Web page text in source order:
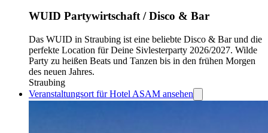
WUID Partywirtschaft / Disco & Bar
Das WUID in Straubing ist eine beliebte Disco & Bar und die
perfekte Location für Deine Sivlesterparty 2026/2027. Wilde
Party zu heißen Beats und Tanzen bis in den frühen Morgen
des neuen Jahres.
Straubing
Veranstaltungsort für Hotel ASAM ansehen